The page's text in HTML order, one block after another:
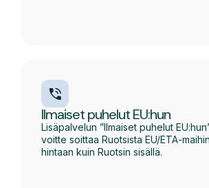
Ilmaiset puhelut EU:hun
Lisäpalvelun ”Ilmaiset puhelut
voitte soittaa Ruotsista EU/ETA-
hintaan kuin Ruotsin sisällä.